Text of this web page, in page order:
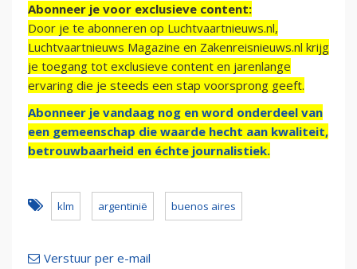
Abonneer je voor exclusieve content:
Door je te abonneren op Luchtvaartnieuws.nl,
Luchtvaartnieuws Magazine en Zakenreisnieuws.nl krijg
je toegang tot exclusieve content en jarenlange
ervaring die je steeds een stap voorsprong geeft.
Abonneer je vandaag nog en word onderdeel van
een gemeenschap die waarde hecht aan kwaliteit,
betrouwbaarheid en échte journalistiek.
klm argentinië buenos aires
Verstuur per e-mail